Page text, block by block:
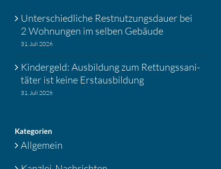
Unter­schied­liche Restnut­zungs­dauer bei
2 Wohnungen im selben Gebäude
31. Juli 2026
Kinder­geld: Ausbil­dung zum Rettungs­sa­ni­
täter ist keine Erstaus­bil­dung
31. Juli 2026
Katego­rien
Allgemein